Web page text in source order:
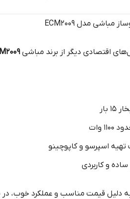
اقتصادی دیگر از برند مباشی
بار
وات
تهیه اسپرسو و کاپوچینو
و کاربردی
دلیل قیمت مناسب و عملکرد خوب، در